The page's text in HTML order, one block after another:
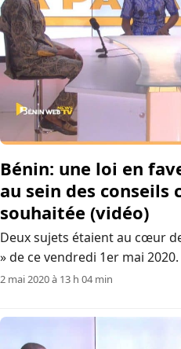
Bénin: une loi en
au sein des conseils
souhaitée (vidéo)
Deux sujets étaient au cœur
» de ce vendredi 1er mai
citoyens qui se refusent à
dans le monde,…
2 mai 2020 à 13 h 04 min